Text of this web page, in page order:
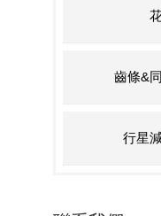
齒條&
行星